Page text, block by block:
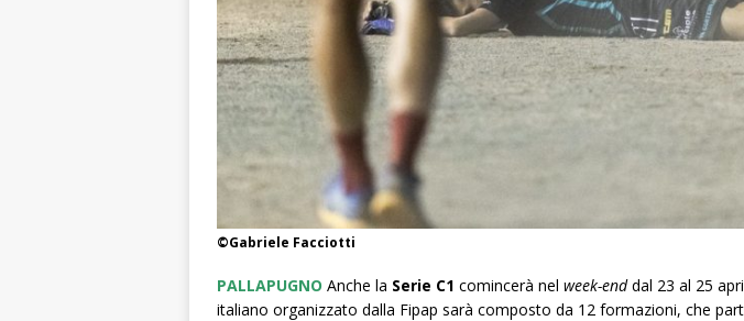
[ 9 Agosto 2026 ] Succede a Trofarello, vede un ladro
lo fa arrestare
CRONACA
©Gabriele Facciotti
PALLAPUGNO Anche la Serie C1 comincerà nel week-enddal 23 al 25
italiano organizzato dalla Fipap sarà composto da 12 formazioni, che